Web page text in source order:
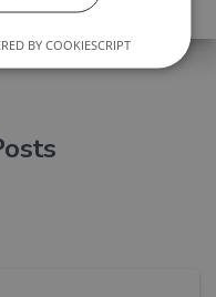
BY COOKIESCRIPT